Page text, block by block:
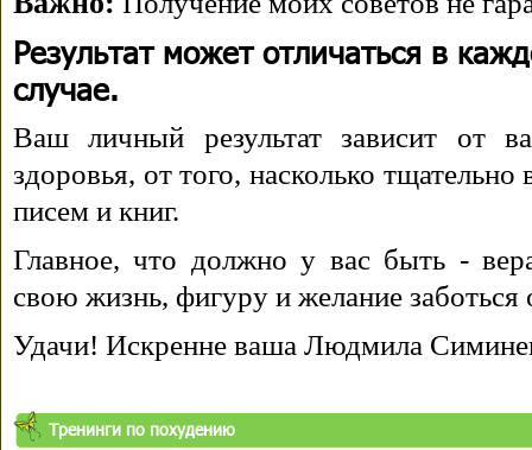
Результат может отличаться в
случае.
Ваш личный результат зависит от
здоровья, от того, насколько
писем и книг.
Главное, что должно у вас быть -
свою жизнь, фигуру и желание заботься
Удачи! Искренне ваша Людмила
Тренинги по похудению